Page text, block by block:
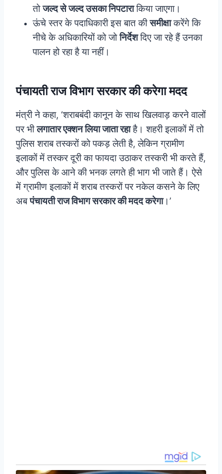
तोजल्द से जल्द उसका निपटाराकिया जाएगा।
ऊंचे स्तर के पदाधिकारी इस बात कीसमीक्षाकरेंगे कि
नीचे के अधिकारियों को जोनिर्देशदिए जा रहे हैं उनका
पालन हो रहा है या नहीं।
पंचायती राज विभाग सरकार की करेगा मदद
मंत्री ने कहा, ‘शराबबंदी कानून के साथ खिलवाड़ करने वालों
पर भीलगातार एक्शन लिया जाता रहाहै। शहरी इलाकों में तो
पुलिस शराब तस्करों को पकड़ लेती है, लेकिन ग्रामीण
इलाकों में तस्कर दूरी का फायदा उठाकर तस्करी भी करते हैं,
और पुलिस के आने की भनक लगते ही भाग भी जाते हैं। ऐसे
में ग्रामीण इलाकों में शराब तस्करों पर नकेल कसने के लिए
अबपंचायती राज विभाग सरकार की मदद करेगा।’